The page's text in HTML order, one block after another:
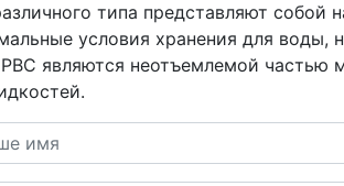
типа представляют собой
условия хранения для воды,
являются неотъемлемой частью